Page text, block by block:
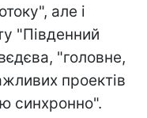
але і
"Південний
"головне,
проектів
синхронно".